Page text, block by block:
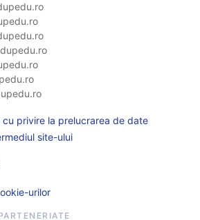
privire la prelucrarea de date
site-ului
urilor